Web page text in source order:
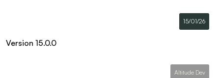
15/01/26
Version 15.0.0
Altitude Dev